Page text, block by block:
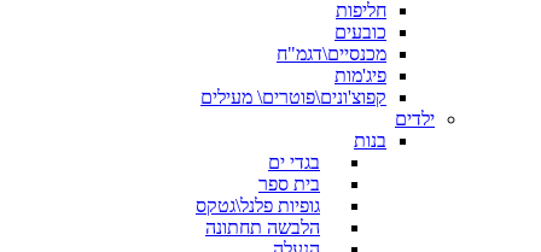
חליפות
כובעים
מכנסיים\דגמ"ח
פיג'מות
קפוצ'ונים\פוטרים\ מעילים
ילדים
בנות
בגדי ים
בית ספר
גופיות פלנל\גטקס
הלבשה תחתונה